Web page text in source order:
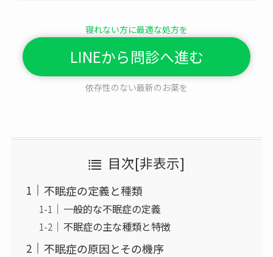
寝れない方に最適な処方を
LINEから問診へ進む
依存性のない最新のお薬を
目次[非表示]
不眠症の定義と種類
一般的な不眠症の定義
不眠症の主な種類と特徴
不眠症の原因とその機序